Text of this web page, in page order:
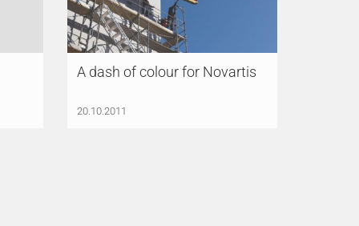
A dash of colour for Novartis
20.10.2011